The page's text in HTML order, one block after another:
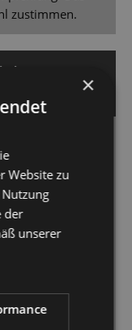
zustimmen.
auf die
.
großer
Feigel […] hat
einem
gebracht. […]
×
Website zu
der
unserer